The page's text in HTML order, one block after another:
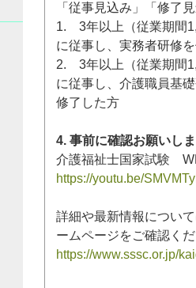
「従事見込み」「修了
1. 3年以上（従業期間
に従事し、実務者研修
2. 3年以上（従業期間
に従事し、介護職員基
修了した方
4. 事前に確認お願いし
介護福祉士国家試験
https://youtu.be/
詳細や最新情報につい
ームページをご確認くだ
https://www.sssc.or.jp/